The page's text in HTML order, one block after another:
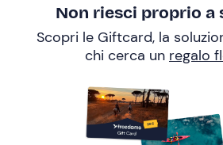
Non riesci proprio a
Scopri le Giftcard, la
chi cerca un regalo